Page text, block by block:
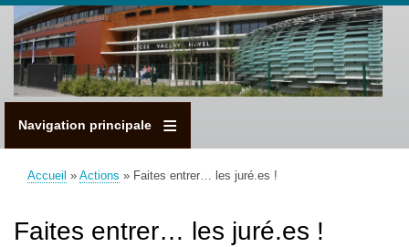
Aller
au
contenu
principal
Navigation principale
Accueil Actions Faites entrer… les juré.es !
Faites entrer… les juré.es !